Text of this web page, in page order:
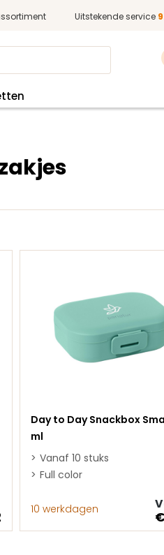
Uitstekende service
Day to Day Snackbox
ml
Vanaf 10 stuks
Full color
10 werkdagen